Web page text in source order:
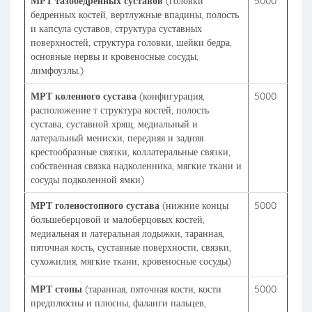
бедренных костей, вертлужные впадины, полость
и капсула суставов, структура суставных
поверхностей, структура головки, шейки бедра,
основные нервы и кровеносные сосуды,
лимфоузлы.)
МРТ коленного сустава (конфигурация,
расположение т структура костей, полость
сустава, суставной хрящ, медиальный и
латеральный мениски, передняя и задняя
крестообразные связки, коллатеральные связки,
собственная связка надколенника, мягкие ткани и
сосуды подколенной ямки)
5000
МРТ голеностопного сустава (нижние концы
большеберцовой и малоберцовых костей,
медиальная и латеральная лодыжки, таранная,
пяточная кость, суставные поверхности, связки,
сухожилия, мягкие ткани, кровеносные сосуды)
5000
МРТ стопы (таранная, пяточная кости, кости
предплюсны и плюсны, фаланги пальцев,
5000